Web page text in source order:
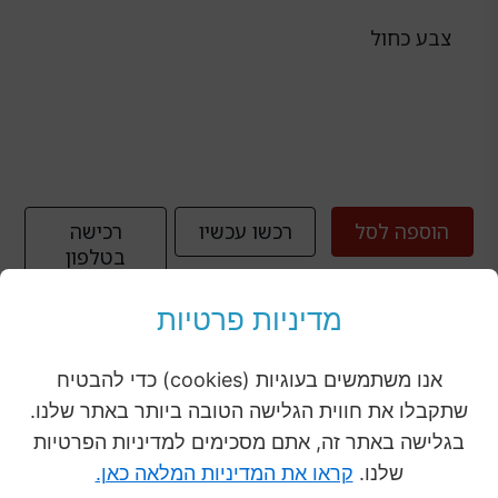
צבע כחול
הוספה לסל רכשו עכשיו
רכישה
בטלפון
מוצרים נוספים
לכל
המוצרים
מדיניות פרטיות
אנו משתמשים בעוגיות (cookies) כדי להבטיח
שתקבלו את חווית הגלישה הטובה ביותר באתר שלנו.
בגלישה באתר זה, אתם מסכימים למדיניות הפרטיות
שלנו. קראו את המדיניות המלאה כאן.